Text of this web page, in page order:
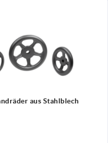
aus Stahlblech